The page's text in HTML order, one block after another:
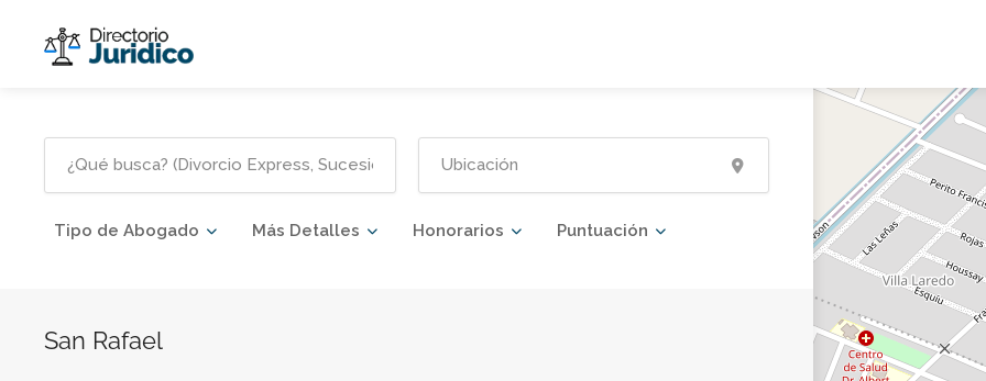
Tipo de Abogado Más Detalles Honorarios Puntuación
San Rafael